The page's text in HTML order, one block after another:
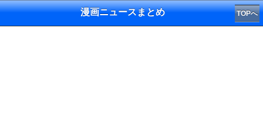
漫画ニュースまとめ TOPへ